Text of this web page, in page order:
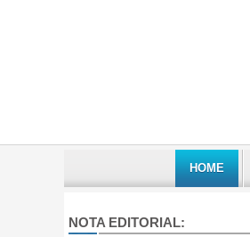
HOME
NOTA EDITORIAL: